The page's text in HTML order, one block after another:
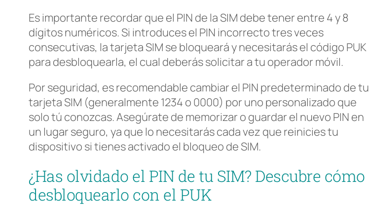
Es importante recordar que el PIN de la SIM debe tener entre 4 y 8
dígitos numéricos. Si introduces el PIN incorrecto tres veces
consecutivas, la tarjeta SIM se bloqueará y necesitarás el código PUK
para desbloquearla, el cual deberás solicitar a tu operador móvil.
Por seguridad, es recomendable cambiar el PIN predeterminado de tu
tarjeta SIM (generalmente 1234 o 0000) por uno personalizado que
solo tú conozcas. Asegúrate de memorizar o guardar el nuevo PIN en
un lugar seguro, ya que lo necesitarás cada vez que reinicies tu
dispositivo si tienes activado el bloqueo de SIM.
¿Has olvidado el PIN de tu SIM? Descubre cómo
desbloquearlo con el PUK